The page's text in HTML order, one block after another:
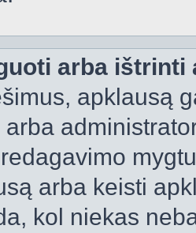
arba ištrinti
apklausą
arba keisti
kol niekas